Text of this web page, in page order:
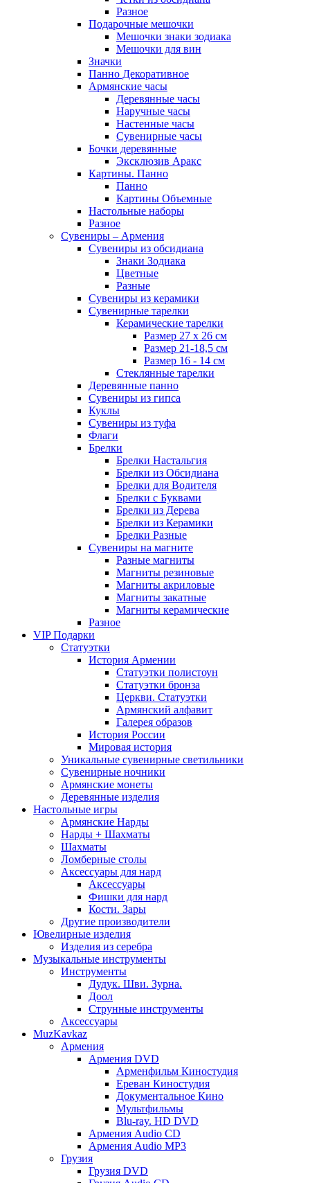
Разное
Подарочные мешочки
Мешочки знаки зодиака
Мешочки для вин
Значки
Панно Декоративное
Армянские часы
Деревянные часы
Наручные часы
Настенные часы
Сувенирные часы
Бочки деревянные
Эксклюзив Аракс
Картины. Панно
Панно
Картины Объемные
Настольные наборы
Разное
Сувениры – Армения
Сувениры из обсидиана
Знаки Зодиака
Цветные
Разные
Сувениры из керамики
Сувенирные тарелки
Керамические тарелки
Размер 27 х 26 см
Размер 21-18,5 см
Размер 16 - 14 см
Стеклянные тарелки
Деревянные панно
Сувениры из гипса
Куклы
Сувениры из туфа
Флаги
Брелки
Брелки Настальгия
Брелки из Обсидиана
Брелки для Водителя
Брелки с Буквами
Брелки из Дерева
Брелки из Керамики
Брелки Разные
Сувениры на магните
Разные магниты
Магниты резиновые
Магниты акриловые
Магниты закатные
Магниты керамические
Разное
VIP Подарки
Статуэтки
История Армении
Статуэтки полистоун
Статуэтки бронза
Церкви. Статуэтки
Армянский алфавит
Галерея образов
История России
Мировая история
Уникальные сувенирные светильники
Сувенирные ночники
Армянские монеты
Деревянные изделия
Настольные игры
Армянские Нарды
Нарды + Шахматы
Шахматы
Ломберные столы
Аксессуары для нард
Аксессуары
Фишки для нард
Кости. Зары
Другие производители
Ювелирные изделия
Изделия из серебра
Музыкальные инструменты
Инструменты
Дудук. Шви. Зурна.
Доол
Струнные инструменты
Аксессуары
MuzKavkaz
Армения
Армения DVD
Арменфильм Киностудия
Ереван Киностудия
Документальное Кино
Мультфильмы
Blu-ray. HD DVD
Армения Audio CD
Армения Audio MP3
Грузия
Грузия DVD